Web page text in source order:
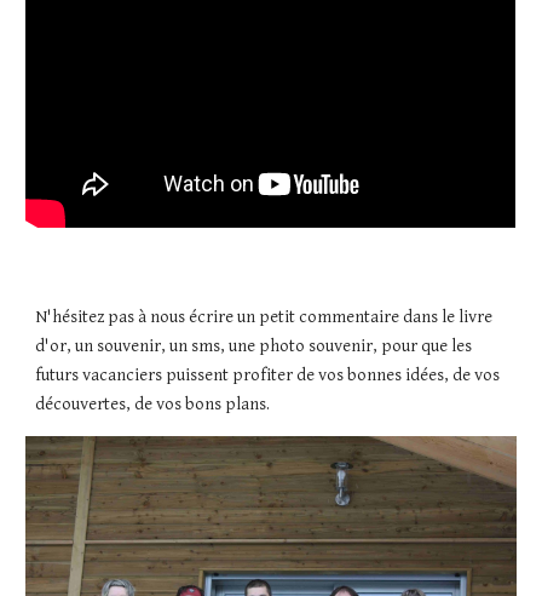
N'hésitez pas à nous écrire un petit commentaire dans le livre
d'or, un souvenir, un sms, une photo souvenir, pour que les
futurs vacanciers puissent profiter de vos bonnes idées, de vos
découvertes, de vos bons plans.